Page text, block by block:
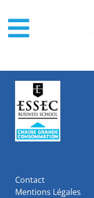
Contact
Mentions Légales